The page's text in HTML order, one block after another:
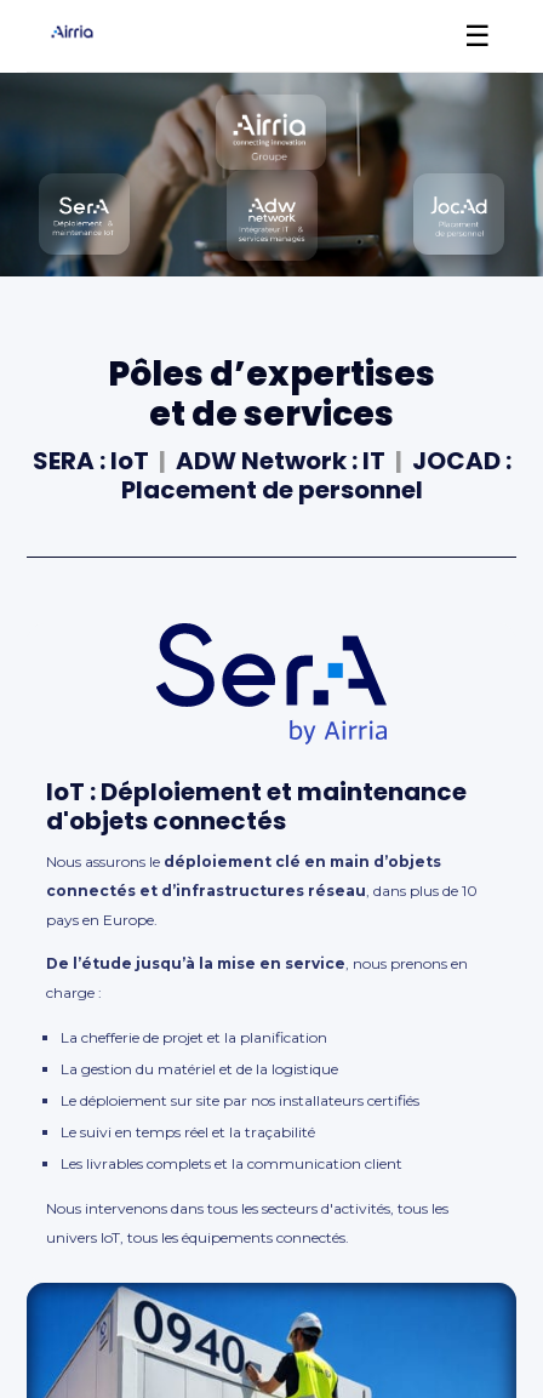
☰
Pôles d’expertises
et de services
SERA : IoT | ADW Network : IT | JOCAD :
Placement de personnel
IoT : Déploiement et maintenance
d'objets connectés
Nous assurons le déploiement clé en main d’objets
connectés et d’infrastructures réseau, dans plus de 10
pays en Europe.
De l’étude jusqu’à la mise en service, nous prenons en
charge :
La chefferie de projet et la planification
La gestion du matériel et de la logistique
Le déploiement sur site par nos installateurs certifiés
Le suivi en temps réel et la traçabilité
Les livrables complets et la communication client
Nous intervenons dans tous les secteurs d'activités, tous les
univers IoT, tous les équipements connectés.